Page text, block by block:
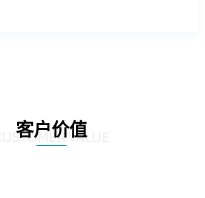
客户价值
CUSTOMER VALUE